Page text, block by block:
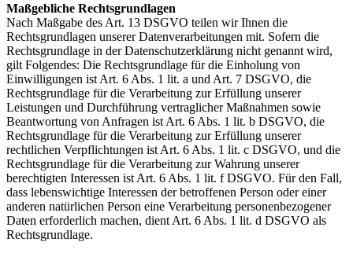
Maßgebliche Rechtsgrundlagen
Nach Maßgabe des Art. 13 DSGVO teilen wir Ihnen die
Rechtsgrundlagen unserer Datenverarbeitungen mit. Sofern die
Rechtsgrundlage in der Datenschutzerklärung nicht genannt wird,
gilt Folgendes: Die Rechtsgrundlage für die Einholung von
Einwilligungen ist Art. 6 Abs. 1 lit. a und Art. 7 DSGVO, die
Rechtsgrundlage für die Verarbeitung zur Erfüllung unserer
Leistungen und Durchführung vertraglicher Maßnahmen sowie
Beantwortung von Anfragen ist Art. 6 Abs. 1 lit. b DSGVO, die
Rechtsgrundlage für die Verarbeitung zur Erfüllung unserer
rechtlichen Verpflichtungen ist Art. 6 Abs. 1 lit. c DSGVO, und die
Rechtsgrundlage für die Verarbeitung zur Wahrung unserer
berechtigten Interessen ist Art. 6 Abs. 1 lit. f DSGVO. Für den Fall,
dass lebenswichtige Interessen der betroffenen Person oder einer
anderen natürlichen Person eine Verarbeitung personenbezogener
Daten erforderlich machen, dient Art. 6 Abs. 1 lit. d DSGVO als
Rechtsgrundlage.